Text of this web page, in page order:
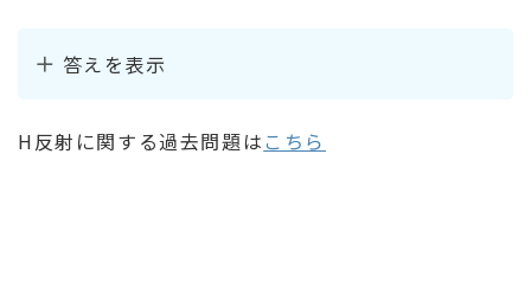
答えを表示
H反射に関する過去問題は こちら